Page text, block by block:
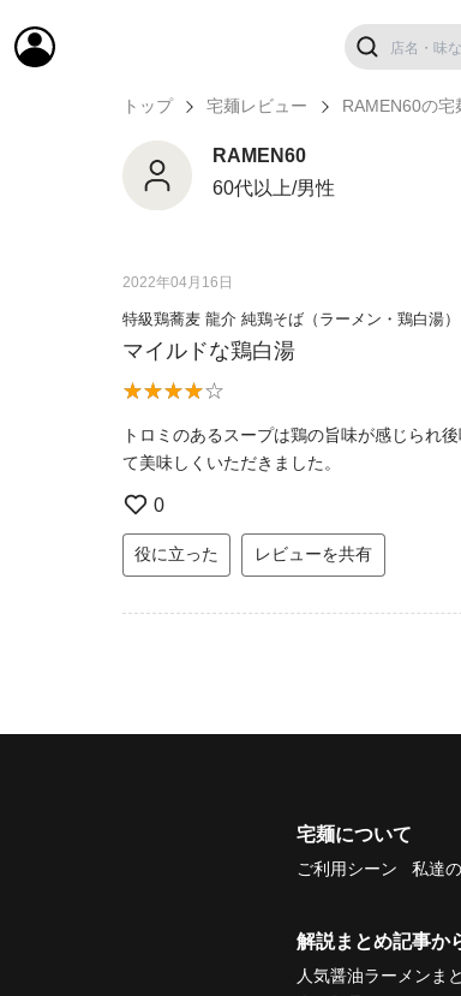
トップ 宅麺レビュー RAMEN60の宅
RAMEN60
60代以上/男性
2022年04月16日
特級鶏蕎麦 龍介 純鶏そば（ラーメン・鶏白湯）
マイルドな鶏白湯
トロミのあるスープは鶏の旨味が感じられ
て美味しくいただきました。
0
役に立った レビューを共有
宅麺について
ご利用シーン 私達
解説まとめ記事か
人気醤油ラーメンま